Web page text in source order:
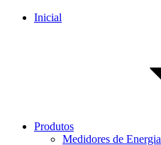
Inicial
Produtos
Medidores de Energia